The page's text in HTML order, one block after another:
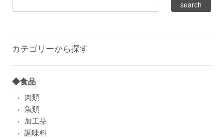
カテゴリーから探す
◆食品
肉類
魚類
加工品
調味料